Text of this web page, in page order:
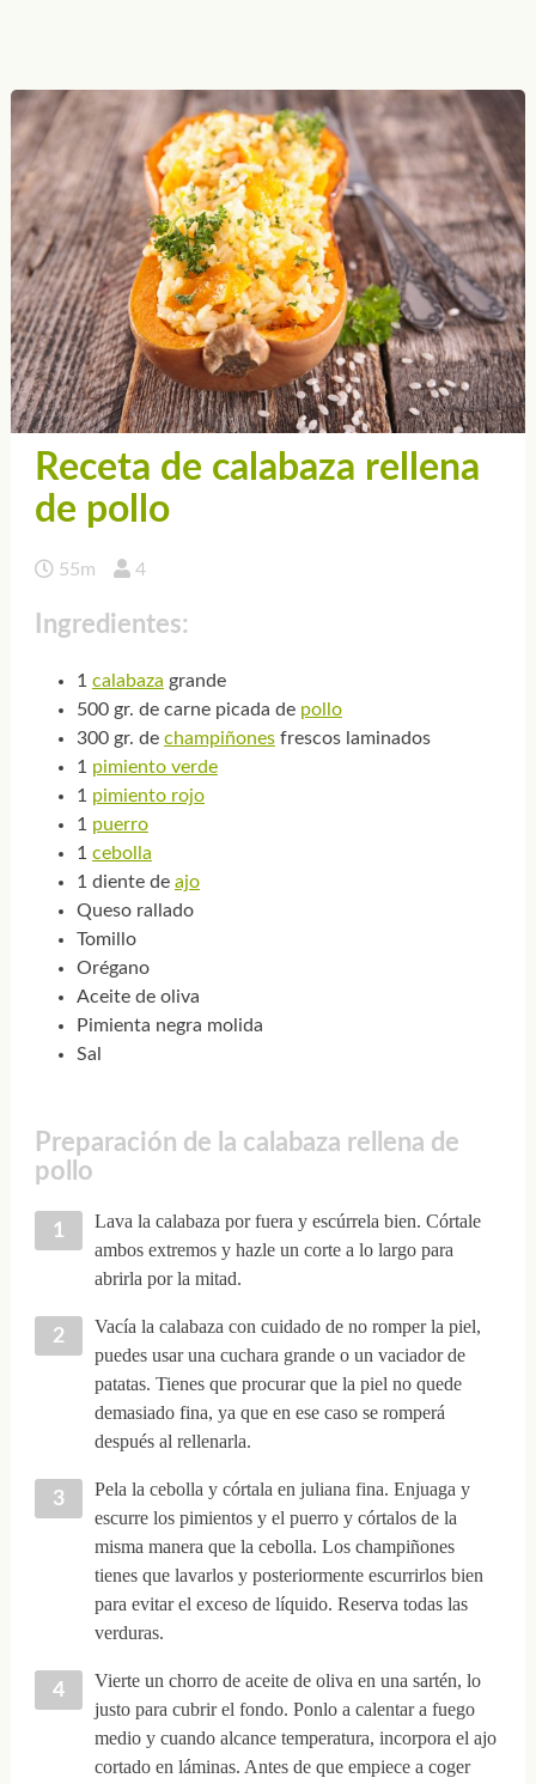
Receta de calabaza rellena
de pollo
55m 4
Ingredientes:
1 calabaza grande
500 gr. de carne picada de pollo
300 gr. de champiñonesfrescos laminados
1 pimiento verde
1 pimiento rojo
1 puerro
1 cebolla
1 diente de ajo
Queso rallado
Tomillo
Orégano
Aceite de oliva
Pimienta negra molida
Sal
Preparación de la calabaza rellena de
pollo
Lava la calabaza por fuera y escúrrela bien. Córtale
ambos extremos y hazle un corte a lo largo para
abrirla por la mitad.
Vacía la calabaza con cuidado de no romper la piel,
puedes usar una cuchara grande o un vaciador de
patatas. Tienes que procurar que la piel no quede
demasiado fina, ya que en ese caso se romperá
después al rellenarla.
Pela la cebolla y córtala en juliana fina. Enjuaga y
escurre los pimientos y el puerro y córtalos de la
misma manera que la cebolla. Los champiñones
tienes que lavarlos y posteriormente escurrirlos bien
para evitar el exceso de líquido. Reserva todas las
verduras.
Vierte un chorro de aceite de oliva en una sartén, lo
justo para cubrir el fondo. Ponlo a calentar a fuego
medio y cuando alcance temperatura, incorpora el ajo
cortado en láminas. Antes de que empiece a coger